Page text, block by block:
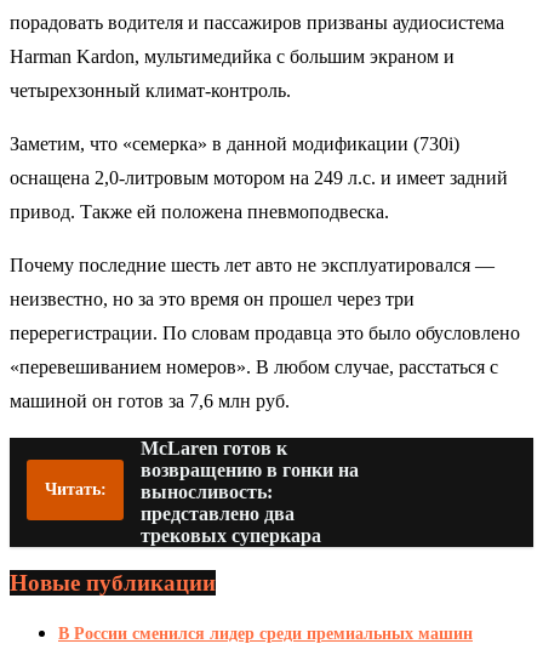
порадовать водителя и пассажиров призваны аудиосистема
Harman Kardon, мультимедийка с большим экраном и
четырехзонный климат-контроль.
Заметим, что «семерка» в данной модификации (730i)
оснащена 2,0-литровым мотором на 249 л.с. и имеет задний
привод. Также ей положена пневмоподвеска.
Почему последние шесть лет авто не эксплуатировался —
неизвестно, но за это время он прошел через три
перерегистрации. По словам продавца это было обусловлено
«перевешиванием номеров». В любом случае, расстаться с
машиной он готов за 7,6 млн руб.
Читать:
McLaren готов к
возвращению в гонки на
выносливость:
представлено два
трековых суперкара
Новые публикации
В России сменился лидер среди премиальных машин